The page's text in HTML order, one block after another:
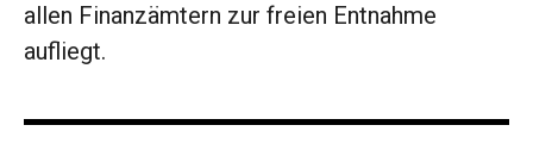
allen Finanzämtern zur freien Entnahme
aufliegt.